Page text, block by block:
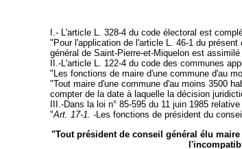
I.- L'article L. 328-4 du code électoral est
"Pour l'application de l'article L. 46-1 du
général de Saint-Pierre-et-Miquelon est
II.-L'article L. 122-4 du code des communes
"Les fonctions de maire d'une commune d'au
"Tout maire d'une commune d'au moins 3500
compter de la date à laquelle la décision
III.-Dans la loi n° 85-595 du 11 juin 1985
"Art. 17-1. -Les fonctions de président du
"Tout président de conseil général élu